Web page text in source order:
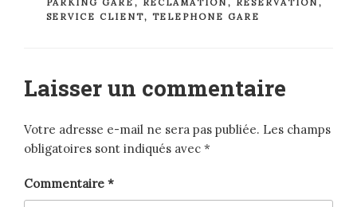
PARKING GARE , RÉCLAMATION , RÉSERVATION ,
SERVICE CLIENT, TELEPHONE GARE
Laisser un commentaire
Votre adresse e-mail ne sera pas publiée. Les champs
obligatoires sont indiqués avec *
Commentaire *